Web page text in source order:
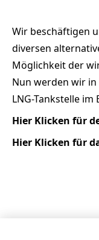
Wir beschäftigen
diversen
Möglichkeit der wirtschaftlichen Markteinführung.
Nun werden wir
LNG-Tankstelle
Hier Klicken für
Hier Klicken für